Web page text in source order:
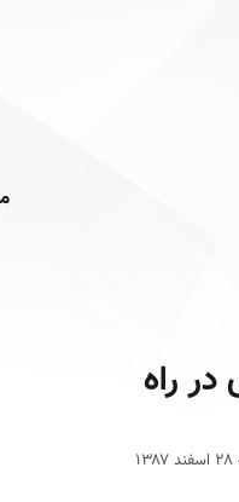
در راه